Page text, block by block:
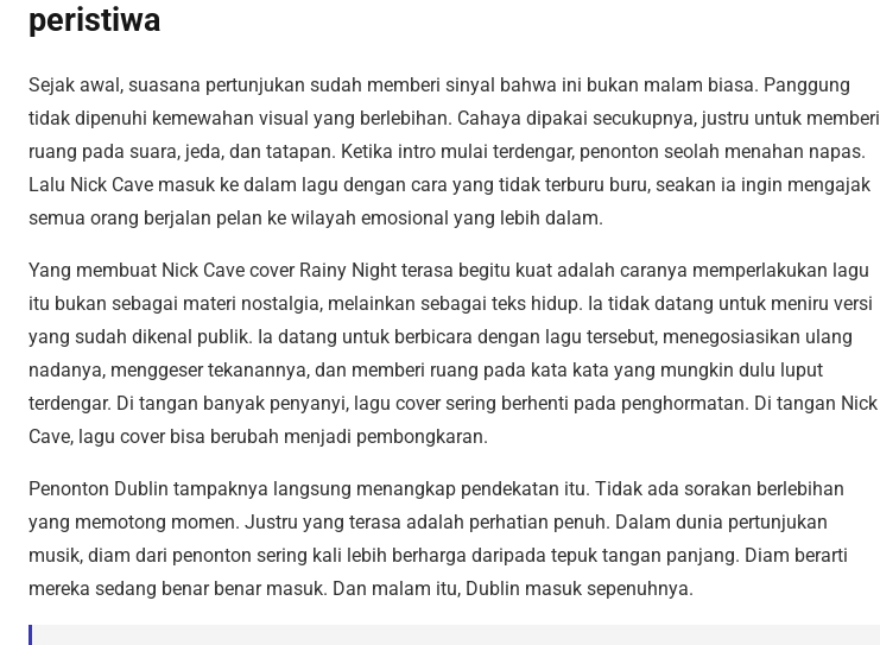
peristiwa
Sejak awal, suasana pertunjukan sudah memberi sinyal bahwa ini bukan malam biasa. Panggung
tidak dipenuhi kemewahan visual yang berlebihan. Cahaya dipakai secukupnya, justru untuk memberi
ruang pada suara, jeda, dan tatapan. Ketika intro mulai terdengar, penonton seolah menahan napas.
Lalu Nick Cave masuk ke dalam lagu dengan cara yang tidak terburu buru, seakan ia ingin mengajak
semua orang berjalan pelan ke wilayah emosional yang lebih dalam.
Yang membuat Nick Cave cover Rainy Night terasa begitu kuat adalah caranya memperlakukan lagu
itu bukan sebagai materi nostalgia, melainkan sebagai teks hidup. Ia tidak datang untuk meniru versi
yang sudah dikenal publik. Ia datang untuk berbicara dengan lagu tersebut, menegosiasikan ulang
nadanya, menggeser tekanannya, dan memberi ruang pada kata kata yang mungkin dulu luput
terdengar. Di tangan banyak penyanyi, lagu cover sering berhenti pada penghormatan. Di tangan Nick
Cave, lagu cover bisa berubah menjadi pembongkaran.
Penonton Dublin tampaknya langsung menangkap pendekatan itu. Tidak ada sorakan berlebihan
yang memotong momen. Justru yang terasa adalah perhatian penuh. Dalam dunia pertunjukan
musik, diam dari penonton sering kali lebih berharga daripada tepuk tangan panjang. Diam berarti
mereka sedang benar benar masuk. Dan malam itu, Dublin masuk sepenuhnya.